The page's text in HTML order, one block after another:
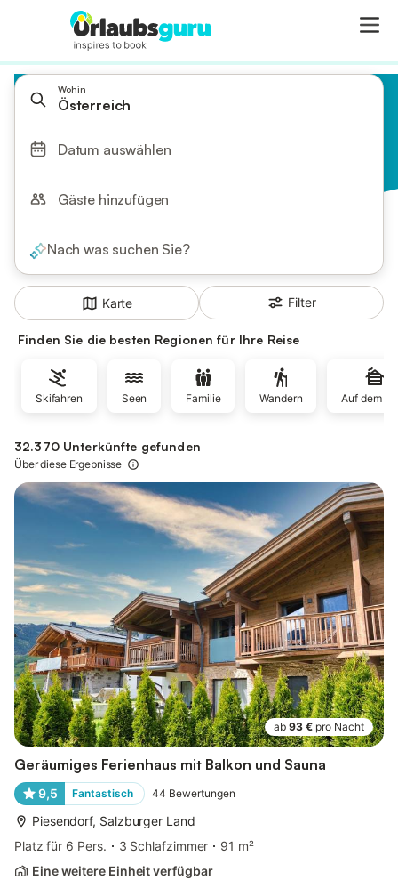
Wohin
Österreich
Datum auswählen
Gäste hinzufügen
Nach was suchen Sie?
Karte Filter
Finden Sie die besten Regionen für Ihre Reise
Skifahren Seen Familie Wandern Auf dem
32.370 Unterkünfte gefunden
Über diese Ergebnisse
ab 93 € pro Nacht
Geräumiges Ferienhaus mit Balkon und Sauna
9,5 Fantastisch 44 Bewertungen
Piesendorf, Salzburger Land
Platz für 6 Pers.
3 Schlafzimmer
91 m²
Eine weitere Einheit verfügbar